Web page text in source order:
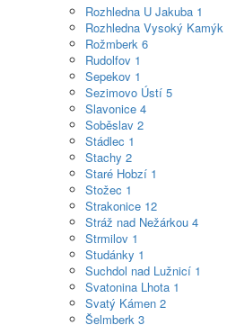
Rozhledna U Jakuba 1
Rozhledna Vysoký Kamýk
Rožmberk 6
Rudolfov 1
Sepekov 1
Sezimovo Ústí 5
Slavonice 4
Soběslav 2
Stádlec 1
Stachy 2
Staré Hobzí 1
Stožec 1
Strakonice 12
Stráž nad Nežárkou 4
Strmilov 1
Studánky 1
Suchdol nad Lužnicí 1
Svatonina Lhota 1
Svatý Kámen 2
Šelmberk 3